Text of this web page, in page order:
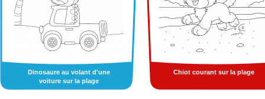
Dinosaure au volant d'une
voiture sur la plage
Chiot courant sur la plage